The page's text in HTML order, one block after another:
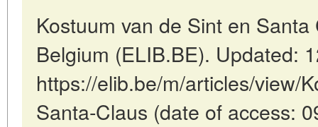
Kostuum van de Sint en
Belgium (ELIB.BE). Updated:
https://elib.be/m/articles/view/
Santa-Claus (date of access: